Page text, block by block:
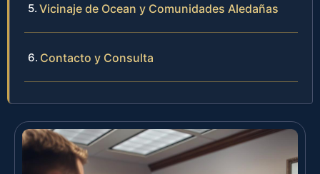
Vicinaje de Ocean y Comunidades Aledañas
Contacto y Consulta